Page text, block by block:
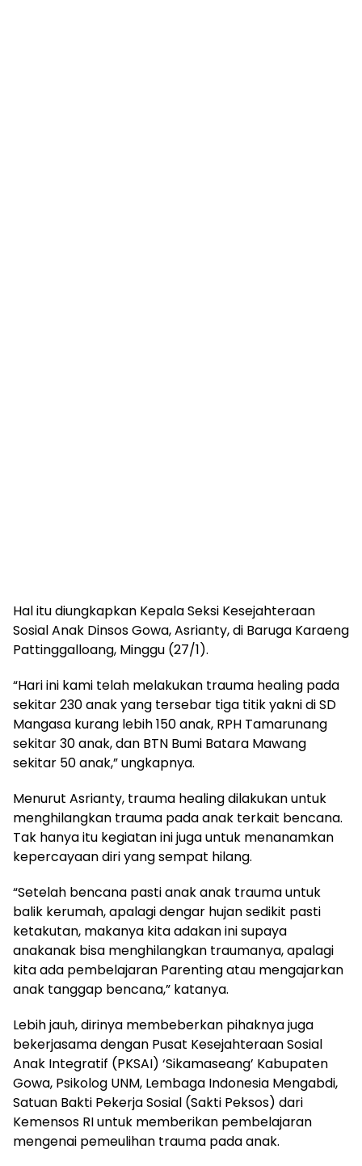
Hal itu diungkapkan Kepala Seksi Kesejahteraan
Sosial Anak Dinsos Gowa, Asrianty, di Baruga Karaeng
Pattinggalloang, Minggu (27/1).
“Hari ini kami telah melakukan trauma healing pada
sekitar 230 anak yang tersebar tiga titik yakni di SD
Mangasa kurang lebih 150 anak, RPH Tamarunang
sekitar 30 anak, dan BTN Bumi Batara Mawang
sekitar 50 anak,” ungkapnya.
Menurut Asrianty, trauma healing dilakukan untuk
menghilangkan trauma pada anak terkait bencana.
Tak hanya itu kegiatan ini juga untuk menanamkan
kepercayaan diri yang sempat hilang.
“Setelah bencana pasti anak anak trauma untuk
balik kerumah, apalagi dengar hujan sedikit pasti
ketakutan, makanya kita adakan ini supaya
anakanak bisa menghilangkan traumanya, apalagi
kita ada pembelajaran Parenting atau mengajarkan
anak tanggap bencana,” katanya.
Lebih jauh, dirinya membeberkan pihaknya juga
bekerjasama dengan Pusat Kesejahteraan Sosial
Anak Integratif (PKSAI) ‘Sikamaseang’ Kabupaten
Gowa, Psikolog UNM, Lembaga Indonesia Mengabdi,
Satuan Bakti Pekerja Sosial (Sakti Peksos) dari
Kemensos RI untuk memberikan pembelajaran
mengenai pemeulihan trauma pada anak.